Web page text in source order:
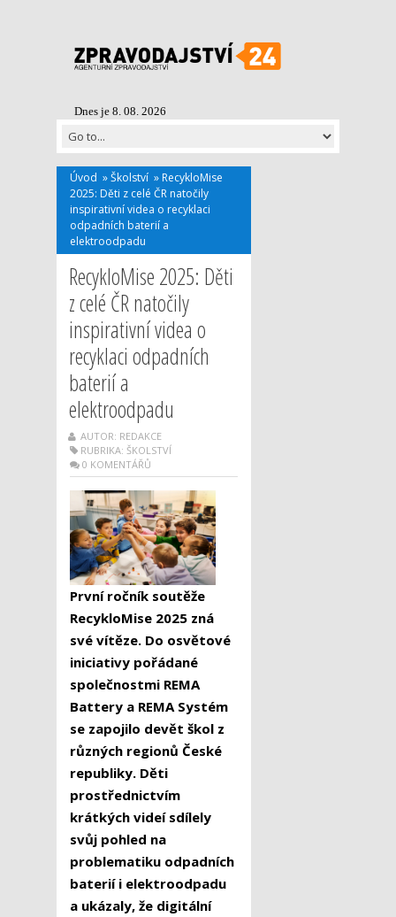
Dnes je 8. 08. 2026
Úvod »Školství » RecykloMise
2025: Děti z celé ČR natočily
inspirativní videa o recyklaci
odpadních baterií a
elektroodpadu
RecykloMise 2025: Děti
z celé ČR natočily
inspirativní videa o
recyklaci odpadních
baterií a
elektroodpadu
AUTOR: REDAKCE
RUBRIKA: ŠKOLSTVÍ
0 KOMENTÁŘŮ
První ročník soutěže
RecykloMise 2025 zná
své vítěze. Do osvětové
iniciativy pořádané
společnostmi REMA
Battery a REMA Systém
se zapojilo devět škol z
různých regionů České
republiky. Děti
prostřednictvím
krátkých videí sdílely
svůj pohled na
problematiku odpadních
baterií i elektroodpadu
a ukázaly, že digitální